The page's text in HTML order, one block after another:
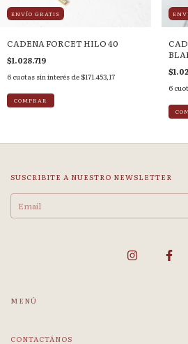
ENVÍO GRATIS
CADENA FORCET HILO 40
$1.028.719
6 cuotas sin interés de$171.453,17
COMPRAR
6
SUSCRIBITE A NUESTRO NEWSLETTER
MENÚ
CONTACTÁNOS